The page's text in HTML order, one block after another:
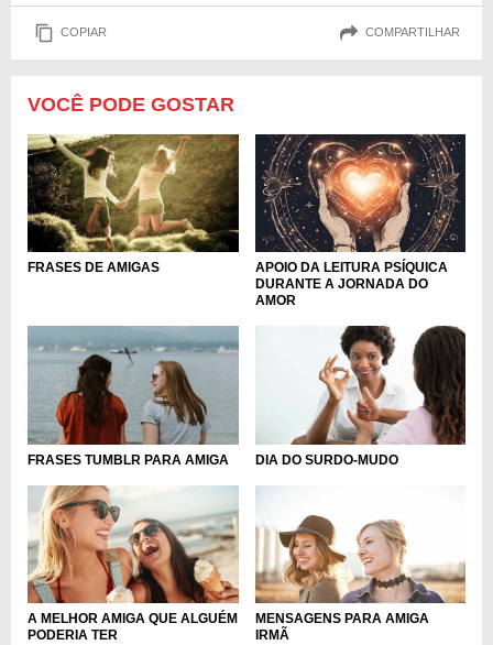
COPIAR COMPARTILHAR
VOCÊ PODE GOSTAR
FRASES DE AMIGAS
APOIO DA LEITURA PSÍQUICA
DURANTE A JORNADA DO
AMOR
FRASES TUMBLR PARA AMIGA DIA DO SURDO-MUDO
A MELHOR AMIGA QUE ALGUÉM
PODERIA TER
MENSAGENS PARA AMIGA
IRMÃ